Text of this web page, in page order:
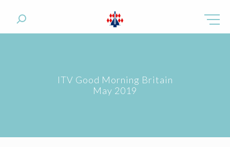
ITV Good Morning Britain
May 2019